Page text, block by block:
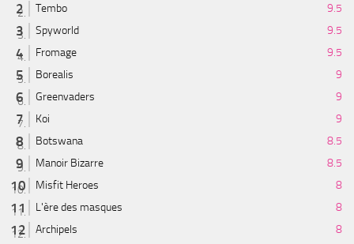
Tembo
9.5
Spyworld
9.5
Fromage
9.5
Borealis
9
Greenvaders
9
Koi
9
Botswana
8.5
Manoir Bizarre
8.5
Misfit Heroes
8
L'ère des masques
8
Archipels
8